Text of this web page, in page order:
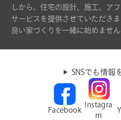
しから、住宅の設計、施工、ア
サービスを提供させていただき
良い家づくりを一緒に始めません
SNSでも情報
Facebook
Instagra
m